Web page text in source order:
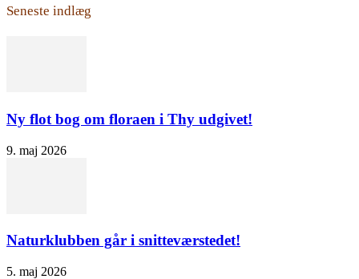
Seneste indlæg
Ny flot bog om floraen i Thy udgivet!
9. maj 2026
Naturklubben går i snitteværstedet!
5. maj 2026